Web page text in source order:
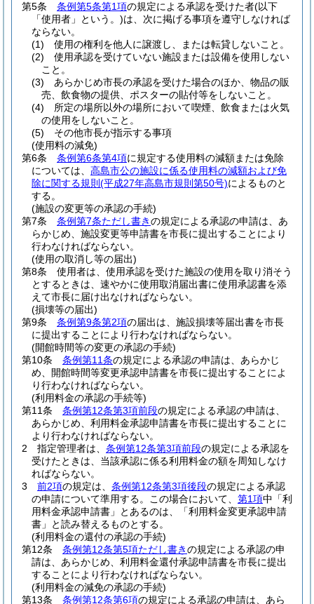
第5条
条例第5条第1項の規定による承認を受けた者(以下
「使用者」という。)は、次に掲げる事項を遵守しなければ
ならない。
(1)
使用の権利を他人に譲渡し、または転貸しないこと。
(2)
使用承認を受けていない施設または設備を使用しない
こと。
(3)
あらかじめ市長の承認を受けた場合のほか、物品の販
売、飲食物の提供、ポスターの貼付等をしないこと。
(4)
所定の場所以外の場所において喫煙、飲食または火気
の使用をしないこと。
(5)
その他市長が指示する事項
(使用料の減免)
第6条
条例第6条第4項に規定する使用料の減額または免除
については、 高島市公の施設に係る使用料の減額および免
除に関する規則 (平成27年高島市規則第50号)によるものと
する。
(施設の変更等の承認の手続)
第7条
条例第7条ただし書きの規定による承認の申請は、あ
らかじめ、施設変更等申請書を市長に提出することにより
行わなければならない。
(使用の取消し等の届出)
第8条
使用者は、使用承認を受けた施設の使用を取り消そう
とするときは、速やかに使用取消届出書に使用承認書を添
えて市長に届け出なければならない。
(損壊等の届出)
第9条
条例第9条第2項の届出は、施設損壊等届出書を市長
に提出することにより行わなければならない。
(開館時間等の変更の承認の手続)
第10条
条例第11条の規定による承認の申請は、あらかじ
め、開館時間等変更承認申請書を市長に提出することによ
り行わなければならない。
(利用料金の承認の手続等)
第11条
条例第12条第3項前段の規定による承認の申請は、
あらかじめ、利用料金承認申請書を市長に提出することに
より行わなければならない。
2
指定管理者は、 条例第12条第3項前段の規定による承認を
受けたときは、当該承認に係る利用料金の額を周知しなけ
ればならない。
3
前2項の規定は、 条例第12条第3項後段の規定による承認
の申請について準用する。
この場合において、 第1項中「利
用料金承認申請書」とあるのは、「利用料金変更承認申請
書」と読み替えるものとする。
(利用料金の還付の承認の手続)
第12条
条例第12条第5項ただし書きの規定による承認の申
請は、あらかじめ、利用料金還付承認申請書を市長に提出
することにより行わなければならない。
(利用料金の減免の承認の手続)
第13条
条例第12条第6項の規定による承認の申請は、あら